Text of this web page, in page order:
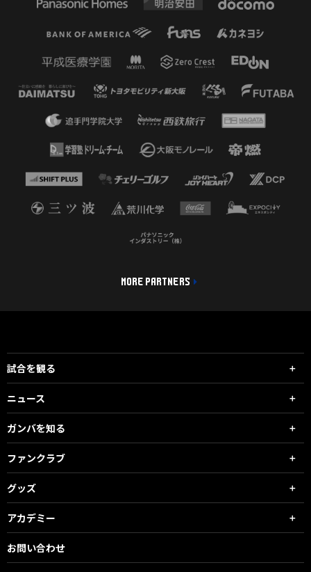
MORE PARTNERS
試合を観る
ニュース
ガンバを知る
ファンクラブ
グッズ
アカデミー
お問い合わせ